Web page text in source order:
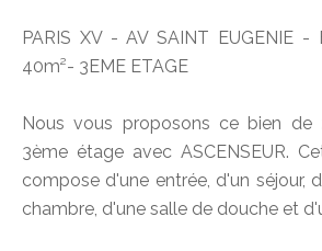
PARIS XV - AV SAINT EUGENIE -
40m²- 3EME ETAGE
Nous vous proposons ce bien de
3ème étage avec ASCENSEUR.
compose d'une entrée, d'un séjour,
chambre, d'une salle de douche et